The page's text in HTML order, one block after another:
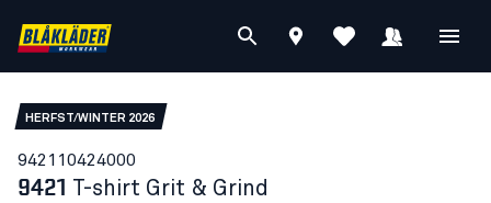
HERFST/WINTER 2026
942110424000
9421 T-shirt Grit & Grind